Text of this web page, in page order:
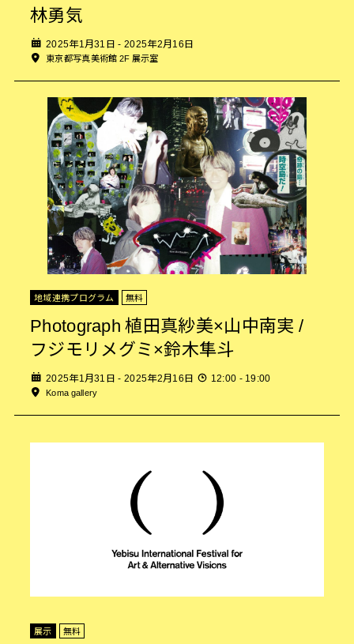
林勇気
2025年1月31日 - 2025年2月16日
東京都写真美術館 2F 展示室
地域連携プログラム 無料
Photograph 植田真紗美×山中南実 /
フジモリメグミ×鈴木隼斗
2025年1月31日 - 2025年2月16日 12:00 - 19:00
Koma gallery
展示 無料